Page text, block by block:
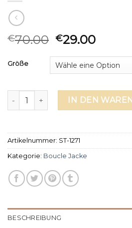
€70.00 €29.00
Größe
boucle jacke MengeIN DEN
Artikelnummer: ST-1271
Kategorie: Boucle Jacke
BESCHREIBUNG